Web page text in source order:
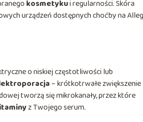
kosmetykui regularności. Skóra
urządzeń dostępnych choćby na
o niskiej częstotliwości lub
– krótkotrwałe zwiększenie
tworzą się mikrokanały, przez które
z Twojego serum.